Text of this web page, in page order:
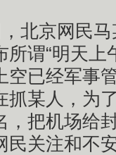
京网民马
谓“明天
已经军事
抓某人，为
把机场给
民关注和不